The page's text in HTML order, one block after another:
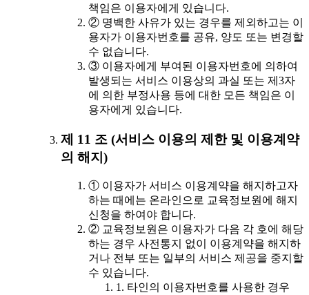
책임은 이용자에게 있습니다.
② 명백한 사유가 있는 경우를 제외하고는 이
용자가 이용자번호를 공유, 양도 또는 변경할
수 없습니다.
③ 이용자에게 부여된 이용자번호에 의하여
발생되는 서비스 이용상의 과실 또는 제3자
에 의한 부정사용 등에 대한 모든 책임은 이
용자에게 있습니다.
제 11 조 (서비스 이용의 제한 및 이용계약
의 해지)
① 이용자가 서비스 이용계약을 해지하고자
하는 때에는 온라인으로 교육정보원에 해지
신청을 하여야 합니다.
② 교육정보원은 이용자가 다음 각 호에 해당
하는 경우 사전통지 없이 이용계약을 해지하
거나 전부 또는 일부의 서비스 제공을 중지할
수 있습니다.
1. 타인의 이용자번호를 사용한 경우